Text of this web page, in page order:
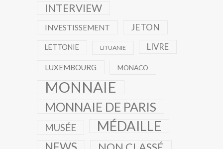
INTERVIEW
INVESTISSEMENT JETON
LETTONIE LITUANIE LIVRE
LUXEMBOURG MONACO
MONNAIE
MONNAIE DE PARIS
MUSÉE MÉDAILLE